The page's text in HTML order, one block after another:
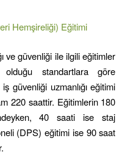
Hemşireliği) Eğitimi
ve güvenliği ile ilgili eğitimler
olduğu standartlara göre
güvenliği uzmanlığı eğitimi
220 saattir. Eğitimlerin 180
40 saati ise staj
(DPS) eğitimi ise 90 saat